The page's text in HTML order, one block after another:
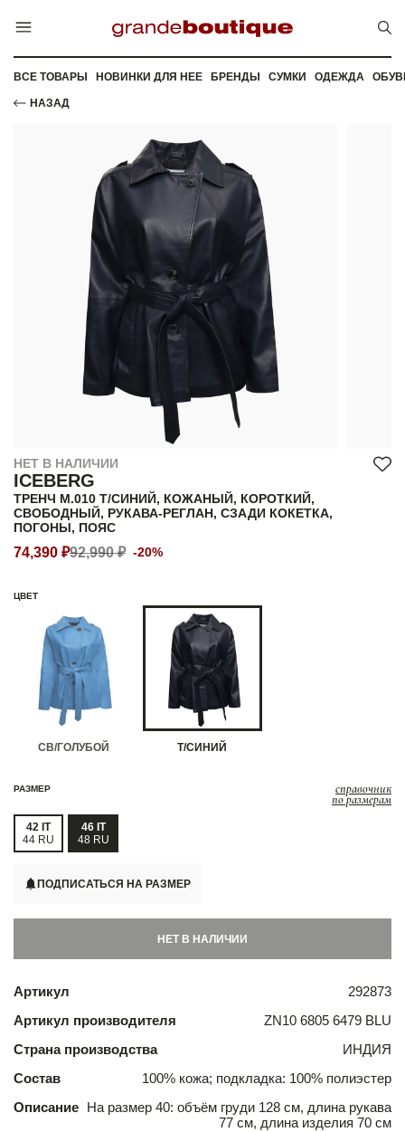
ВСЕ ТОВАРЫ НОВИНКИ ДЛЯ НЕЕ БРЕНДЫ СУМКИ ОДЕЖДА
НАЗАД
НЕТ В НАЛИЧИИ
ICEBERG
ТРЕНЧ M.010 Т/СИНИЙ, КОЖАНЫЙ, КОРОТКИЙ,
СВОБОДНЫЙ, РУКАВА-РЕГЛАН, СЗАДИ КОКЕТКА,
ПОГОНЫ, ПОЯС
74,390 ₽92,990 ₽ -20%
ЦВЕТ
СВ/ГОЛУБОЙ Т/СИНИЙ
РАЗМЕР справочник
по размерам
42 IT
44 RU
46 IT
48 RU
ПОДПИСАТЬСЯ НА РАЗМЕР
НЕТ В НАЛИЧИИ
Артикул
292873
Артикул производителя
ZN10 6805 6479 BLU
Страна производства
ИНДИЯ
Состав
100% кожа; подкладка: 100% полиэстер
Описание На размер 40: объём груди 128 см, длина рукава
77 см, длина изделия 70 см